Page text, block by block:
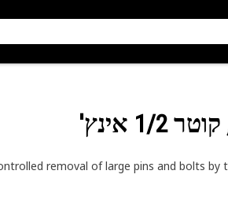
2 אינץ'
removal of large pins and bolts